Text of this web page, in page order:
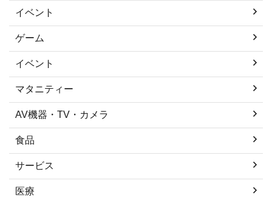
イベント
ゲーム
イベント
マタニティー
AV機器・TV・カメラ
食品
サービス
医療